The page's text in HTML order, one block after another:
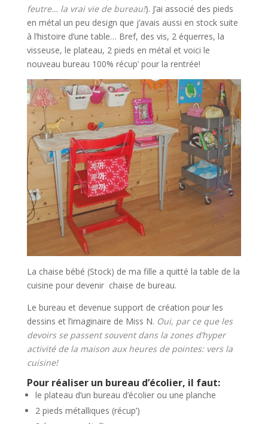
feutre… la vrai vie de bureau!). J’ai associé des pieds
en métal un peu design que j’avais aussi en stock suite
à l’histoire d’une table… Bref, des vis, 2 équerres, la
visseuse, le plateau, 2 pieds en métal et voici le
nouveau bureau 100% récup’ pour la rentrée!
La chaise bébé (Stock) de ma fille a quitté la table de la
cuisine pour devenir chaise de bureau.
Le bureau et devenue support de création pour les
dessins et l’imaginaire de Miss N. Oui, par ce que les
devoirs se passent souvent dans la zones d’hyper
activité de la maison aux heures de pointes: vers la
cuisine!
Pour réaliser un bureau d’écolier, il faut:
le plateau d’un bureau d’écolier ou une planche
2 pieds métalliques (récup’)